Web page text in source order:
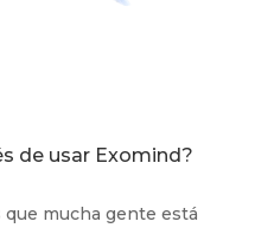
de usar Exomind?
que mucha gente está